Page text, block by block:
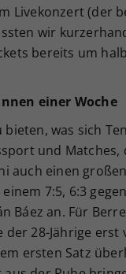
Livekonzert (der
wir
bereits um
einer Woche
was sich
und Matches,
auch einen
7:5, 6:3
Báez an. Für
28-Jährige erst
ersten Satz